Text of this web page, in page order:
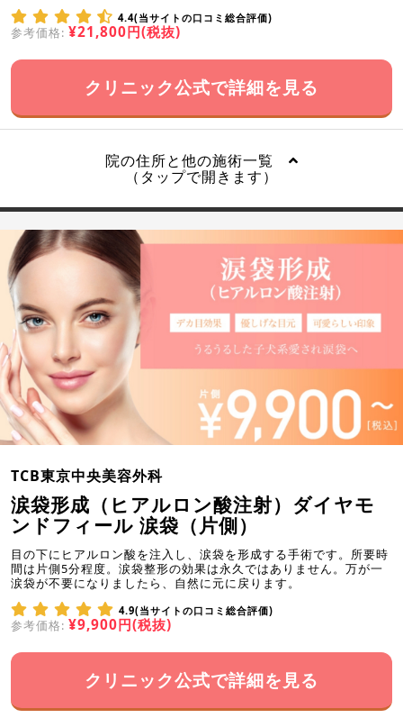
4.4(当サイトの口コミ総合評価)
参考価格: ¥21,800円(税抜)
クリニック公式で詳細を見る
院の住所と他の施術一覧
（タップで開きます）
TCB東京中央美容外科
涙袋形成（ヒアルロン酸注射）ダイヤモ
ンドフィール 涙袋（片側）
目の下にヒアルロン酸を注入し、涙袋を形成する手術です。所要時
間は片側5分程度。涙袋整形の効果は永久ではありません。万が一
涙袋が不要になりましたら、自然に元に戻ります。
4.9(当サイトの口コミ総合評価)
参考価格: ¥9,900円(税抜)
クリニック公式で詳細を見る